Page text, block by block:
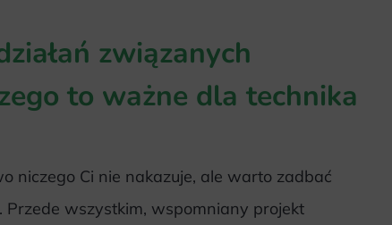
związanych
to ważne dla technika
niczego Ci nie nakazuje, ale warto zadbać
wszystkim, wspomniany projekt